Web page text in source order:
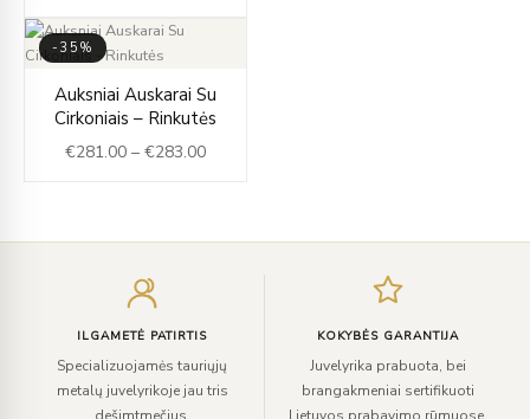
-35%
Auksniai Auskarai Su
Cirkoniais – Rinkutės
€281.00 – €283.00
range:
€281.00
through
ILGAMETĖ PATIRTIS
Specializuojamės tauriųjų
metalų juvelyrikoje jau tris
KOKYBĖS GARANTIJA
Juvelyrika prabuota, bei
brangakmeniai sertifikuoti